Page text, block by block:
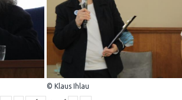
© Klaus Ihlau